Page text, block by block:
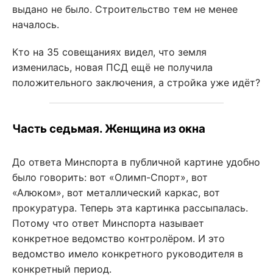
выдано не было. Строительство тем не менее
началось.
Кто на 35 совещаниях видел, что земля
изменилась, новая ПСД ещё не получила
положительного заключения, а стройка уже идёт?
Часть седьмая. Женщина из окна
До ответа Минспорта в публичной картине удобно
было говорить: вот «Олимп-Спорт», вот
«Алюком», вот металлический каркас, вот
прокуратура. Теперь эта картинка рассыпалась.
Потому что ответ Минспорта называет
конкретное ведомство контролёром. И это
ведомство имело конкретного руководителя в
конкретный период.